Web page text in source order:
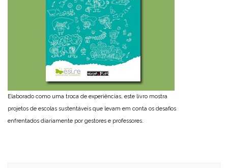
Elaborado como uma troca de experiências, este livro mostra
projetos de escolas sustentáveis que levam em conta os desafios
enfrentados diariamente por gestores e professores.